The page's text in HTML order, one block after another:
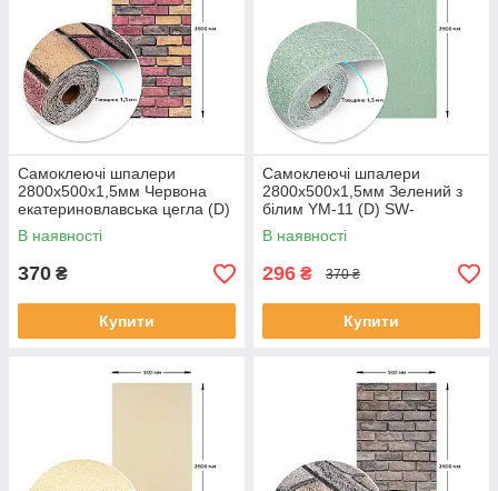
Самоклеючі шпалери
2800х500х1,5мм Червона
екатериновлавська цегла (D)
SW-00001944
В наявності
370 ₴
Купити
Самоклеючі шпалери
2800х500х1,5мм Зелений з
білим YM-11 (D) SW-
00002019
В наявності
296 ₴ 370 ₴
Купити